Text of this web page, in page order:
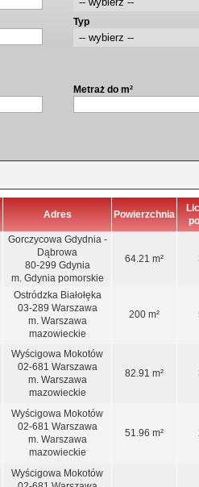
Typ
Metraż do m²
Adres Powierzchnia
Gorczycowa Gdydnia -
Dąbrowa
80-299 Gdynia
m. Gdynia pomorskie
64.21 m²
Ostródzka Białołęka
03-289 Warszawa
m. Warszawa
mazowieckie
200 m²
Wyścigowa Mokotów
02-681 Warszawa
m. Warszawa
mazowieckie
82.91 m²
Wyścigowa Mokotów
02-681 Warszawa
m. Warszawa
mazowieckie
51.96 m²
Wyścigowa Mokotów